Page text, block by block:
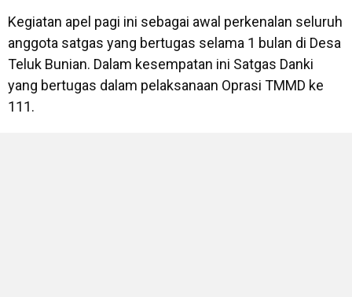
Kegiatan apel pagi ini sebagai awal perkenalan seluruh
anggota satgas yang bertugas selama 1 bulan di Desa
Teluk Bunian. Dalam kesempatan ini Satgas Danki
yang bertugas dalam pelaksanaan Oprasi TMMD ke
111.